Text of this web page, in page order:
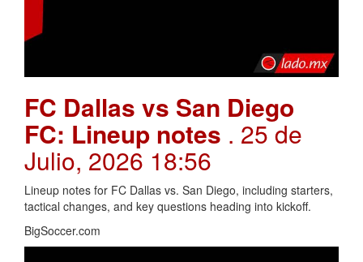
FC Dallas vs San Diego
FC: Lineup notes . 25 de
Julio, 2026 18:56
Lineup notes for FC Dallas vs. San Diego, including starters,
tactical changes, and key questions heading into kickoff.
BigSoccer.com